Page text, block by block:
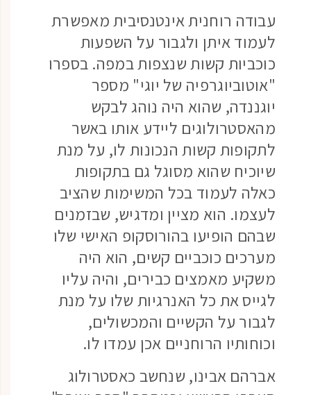
עבודה רוחנית אינטנסיבית מאפשרת
לעמוד איתן ולגבור על השפעות
כוכביות קשות שנצפות במפה. בספרו
"אוטוביוגרפיה של יוגי" מספר
יוגננדה, שהוא היה נוהג לבקש
מהאסטרולוגים ליידע אותו באשר
לתקופות קשות הנכונות לו, על מנת
שיוכיח שהוא מסוגל גם בתקופות
כאלה לעמוד בכל המשימות שהציב
לעצמו. הוא מציין ומדגיש, שבזמנים
שבהם הופיעו בהורוסקופ האישי שלו
מערכים כוכביים קשים, הוא היה
משקיע מאמצים כבירים, והיה עליו
לגייס את כל האנרגיות שלו על מנת
לגבור על הקשיים והמכשולים,
וכוחותיו הרוחניים אכן עמדו לו.
אברהם אבינו, שנחשב כאסטרולוג